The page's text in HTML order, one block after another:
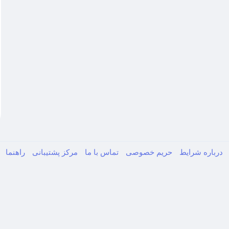
درباره شرایط حریم خصوصی تماس با ما مرکز پشتیبانی راهنما